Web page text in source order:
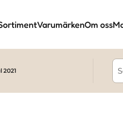
VarumärkenOm oss
2021